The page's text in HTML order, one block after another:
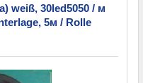
weiß, 30led5050 / м
5м / Rolle